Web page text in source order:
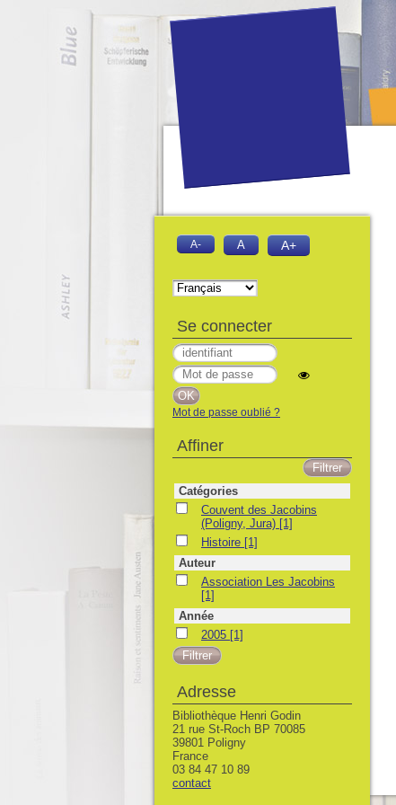
A- A A+
Se connecter
Mot de passe oublié ?
Affiner
Catégories
Couvent des Jacobins (Poligny, Jura)
Couvent des Jacobins
(Poligny, Jura) [1]
HistoireHistoire [1]
Auteur
Association Les Jacobins
Association Les Jacobins
[1]
Année
2005 2005 [1]
Adresse
Bibliothèque Henri Godin
21 rue St-Roch BP 70085
39801 Poligny
France
03 84 47 10 89
contact